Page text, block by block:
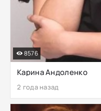
Карина Андоленко
2 года назад
8576